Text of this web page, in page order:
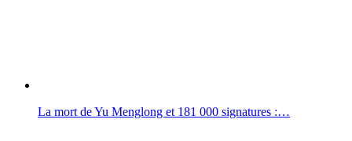
La mort de Yu Menglong et 181 000 signatures :…